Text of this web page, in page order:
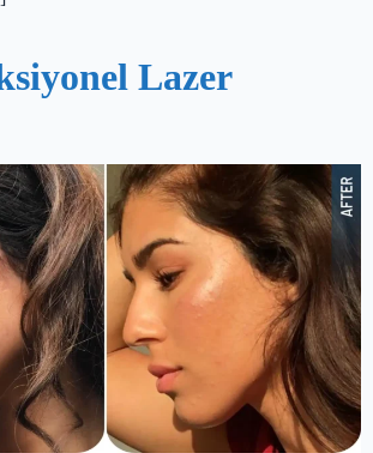
Lazer